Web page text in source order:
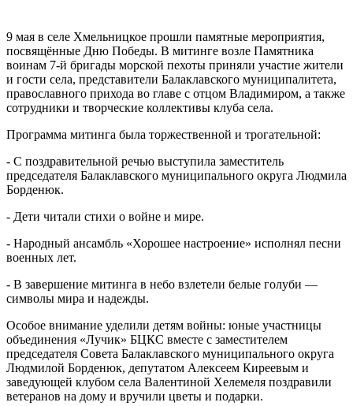
9 мая в селе Хмельницкое прошли памятные мероприятия,
посвящённые Дню Победы. В митинге возле Памятника
воинам 7-й бригады морской пехоты приняли участие жители
и гости села, представители Балаклавского муниципалитета,
православного прихода во главе с отцом Владимиром, а также
сотрудники и творческие коллективы клуба села.
Программа митинга была торжественной и трогательной:
- С поздравительной речью выступила заместитель
председателя Балаклавского муниципального округа Людмила
Борденюк.
- Дети читали стихи о войне и мире.
- Народный ансамбль «Хорошее настроение» исполнял песни
военных лет.
- В завершение митинга в небо взлетели белые голуби —
символы мира и надежды.
Особое внимание уделили детям войны: юные участницы
объединения «Лучик» БЦКС вместе с заместителем
председателя Совета Балаклавского муниципального округа
Людмилой Борденюк, депутатом Алексеем Киреевым и
заведующей клубом села Валентиной Хелемеля поздравили
ветеранов на дому и вручили цветы и подарки.